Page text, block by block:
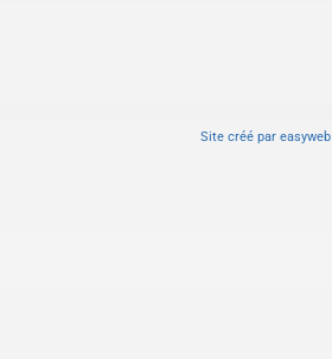
Site créé par easyweb